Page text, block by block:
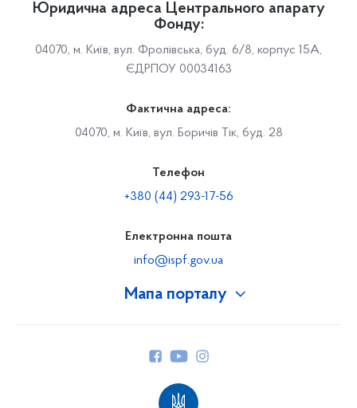
Мапа порталу
Юридична адреса Центрального апарату
Фонду:
04070, м. Київ, вул. Фролівська, буд. 6/8, корпус 15А,
ЄДРПОУ 00034163
Фактична адреса:
04070, м. Київ, вул. Боричів Тік, буд. 28
Телефон
+380 (44) 293-17-56
Електронна пошта
info@ispf.gov.ua